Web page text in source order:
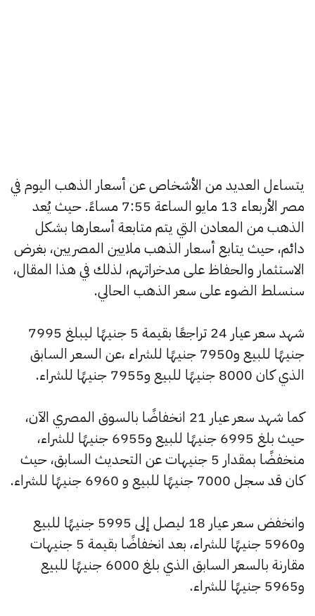
يتساءل العديد من الأشخاص عن أسعار الذهب اليوم في
مصر الأربعاء 13 مايو الساعة 7:55 مساءً. حيث يُعد
الذهب من المعادن التي يتم متابعة أسعارها بشكل
دائم، حيث يتابع أسعار الذهب ملايين المصريين، بغرض
الاستثمار والحفاظ على مدخراتهم، لذلك في هذا المقال،
سنسلط الضوء على سعر الذهب الحالي.
شهد سعر عيار 24 تراجعًا بقيمة 5 جنيهًا ليبلغ 7995
جنيهًا للبيع و7950 جنيهًا للشراء ،عن السعر السابق
الذي كان 8000 جنيهًا للبيع و7955 جنيهًا للشراء.
كما شهد سعر عيار 21 انخفاضًا بالسوق المصري الآن،
حيث بلغ 6995 جنيهًا للبيع و6955 جنيهًا للشراء،
منخفضًا بمقدار 5 جنيهات عن التحديث السابق، حيث
كان قد سجل 7000 جنيهًا للبيع و 6960 جنيهًا للشراء.
وانخفض سعر عيار 18 ليصل إلى 5995 جنيهًا للبيع
و5960 جنيهًا للشراء، بعد انخفاضًا بقيمة 5 جنيهات
مقارنة بالسعر السابق الذي بلغ 6000 جنيهًا للبيع
و5965 جنيهًا للشراء.